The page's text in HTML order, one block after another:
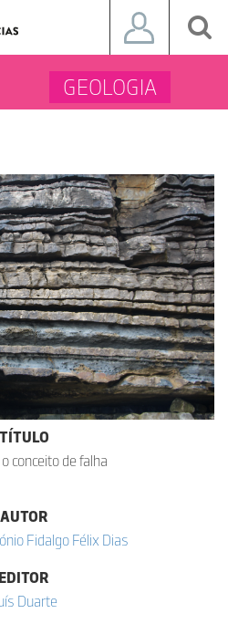
GEOLOGIA
TÍTULO
conceito de falha
AUTOR
Fidalgo Félix Dias
EDITOR
Duarte